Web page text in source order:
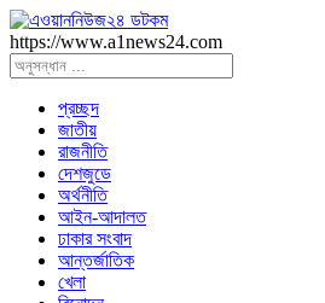
https://www.a1news24.com
প্রচ্ছদ
জাতীয়
রাজনীতি
দেশজুডে
অর্থনীতি
আইন-আদালত
ঢাকার সংবাদ
আন্তর্জাতিক
খেলা